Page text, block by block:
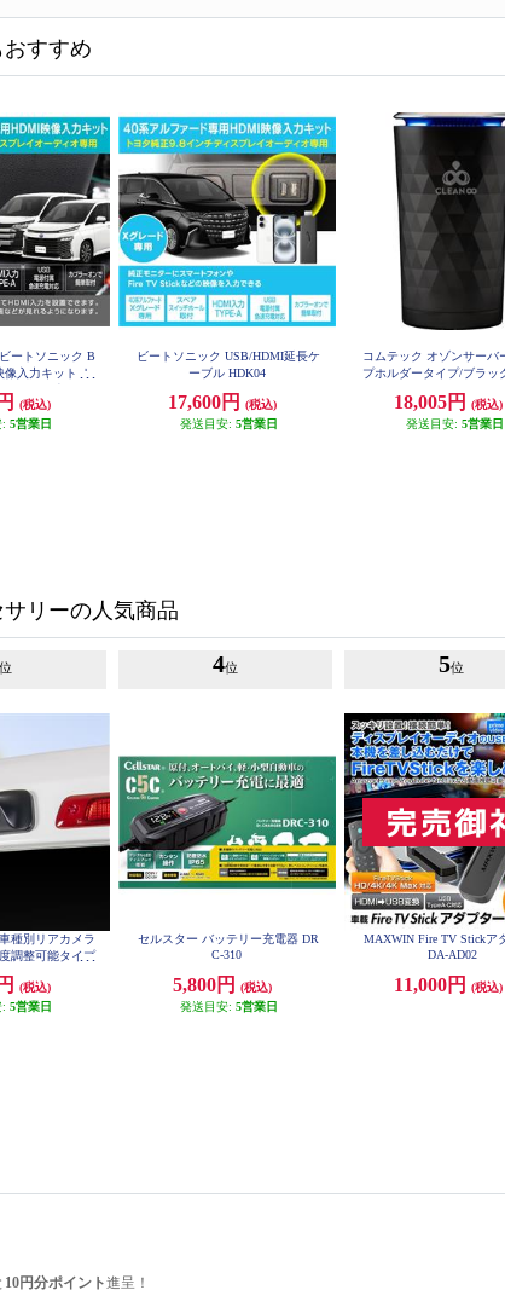
すすめ
ートソニック B
像入力キット ト
ーディオ(8イン
HDK02A
(税込)
: 5営業日
ビートソニック USB/HDMI延長ケ
ーブル HDK04
17,600円
(税込)
発送目安: 5営業日
コムテック オゾンサーバ
プホルダータイプ/ブラッ
18,005円
(税込)
発送目安: 5営業日
リーの人気商品
位
種別リアカメラ
調整可能タイプ
(税込)
: 5営業日
4位
セルスター バッテリー充電器 DR
C-310
5,800円
(税込)
発送目安: 5営業日
5位
MAXWIN Fire TV Stickア
DA-AD02
11,000円 (税込)
10円分ポイント進呈！